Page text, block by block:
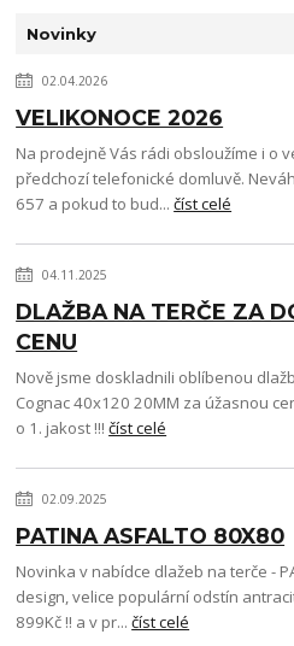
Novinky
02.04.2026
VELIKONOCE 2026
Na prodejně Vás rádi obsloužíme i o
předchozí telefonické domluvě.
657 a pokud to bud...číst celé
04.11.2025
DLAŽBA NA TERČE ZA
CENU
Nově jsme doskladnili oblíbenou
Cognac 40x120 20MM za úžasnou
o 1. jakost !!!číst celé
02.09.2025
PATINA ASFALTO 80X80
Novinka v nabídce dlažeb na terče -
design, velice populární odstín
899Kč !! a v pr...číst celé